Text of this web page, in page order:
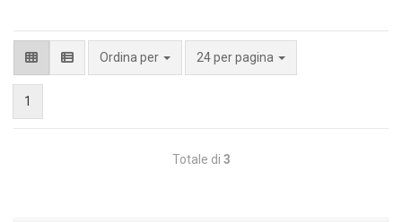
Ordina per 24 per pagina
1
Totale di 3